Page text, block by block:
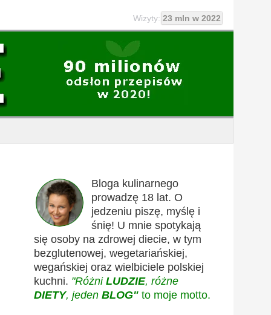
Wizyty: 23 mln w 2022
Bloga kulinarnego
prowadzę 18 lat. O
jedzeniu piszę, myślę i
śnię! U mnie spotykają
się osoby na zdrowej diecie, w tym
bezglutenowej, wegetariańskiej,
wegańskiej oraz wielbiciele polskiej
kuchni. "Różni LUDZIE, różne
DIETY, jeden BLOG" to moje motto.